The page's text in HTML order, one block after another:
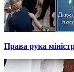
Права рука